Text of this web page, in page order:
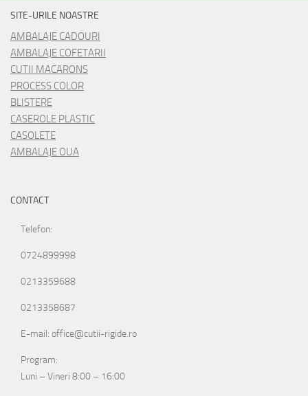
SITE-URILE NOASTRE
AMBALAJE CADOURI
AMBALAJE COFETARII
CUTII MACARONS
PROCESS COLOR
BLISTERE
CASEROLE PLASTIC
CASOLETE
AMBALAJE OUA
CONTACT
Telefon:
0724899998
0213359688
0213358687
E-mail: office@cutii-rigide.ro
Program:
Luni – Vineri 8:00 – 16:00